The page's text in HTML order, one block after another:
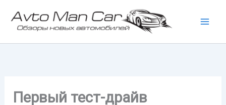
содержимому
Первый тест-драйв